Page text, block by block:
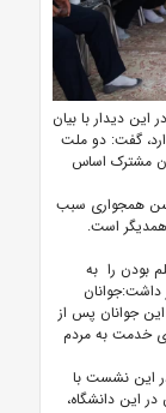
دیدار با بیان
گفت: دو ملت‌
مشترک اساس
همجواری سبب
است.
بودن را به
داشت:جوانان
این جوانان پس از
خدمت به مردم
این نشست با
در این دانشگاه،